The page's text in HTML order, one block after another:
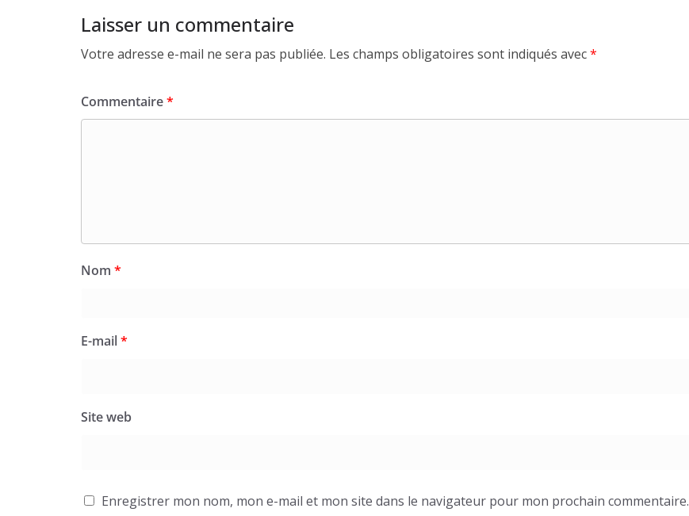
Laisser un commentaire
Votre adresse e-mail ne sera pas publiée. Les champs obligatoires sont indiqués avec*
Commentaire*
Nom *
E-mail*
Site web
Enregistrer mon nom, mon e-mail et mon site dans le navigateur pour mon prochain commentaire.